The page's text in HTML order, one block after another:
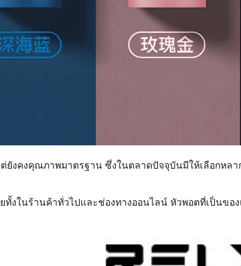
ยังคงคุณภาพมาตรฐาน ซึ่งในตลาดปัจจุบันมีให้เลือกหล
ทั้งในร้านค้าทั่วไปและช่องทางออนไลน์ หัวพอตที่เป็นข